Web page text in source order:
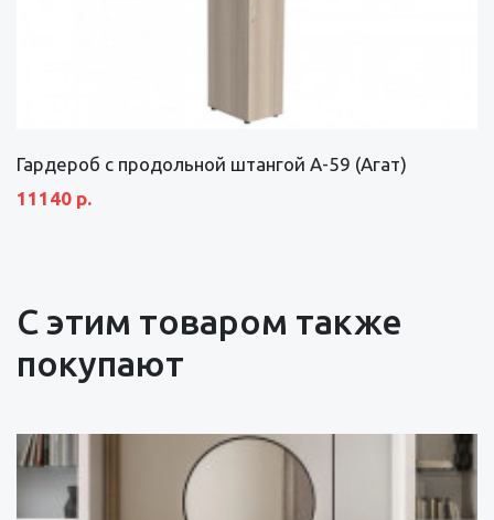
Гардероб с продольной штангой А-59 (Агат)
11140 р.
С этим товаром также
покупают